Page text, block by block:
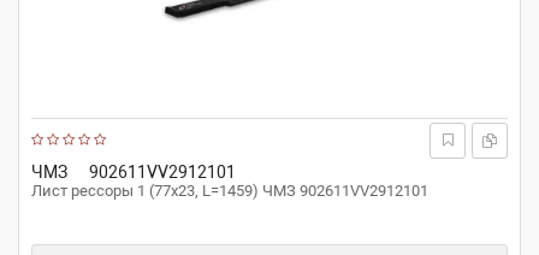
ЧМЗ 902611VV2912101
Лист рессоры 1 (77х23, L=1459) ЧМЗ 902611VV2912101